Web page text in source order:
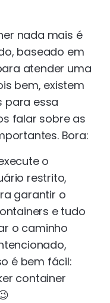
nada mais é
baseado em
atender uma
bem, existem
para essa
falar sobre as
Bora:
o
restrito,
garantir o
e tudo
o caminho
é bem fácil:
container